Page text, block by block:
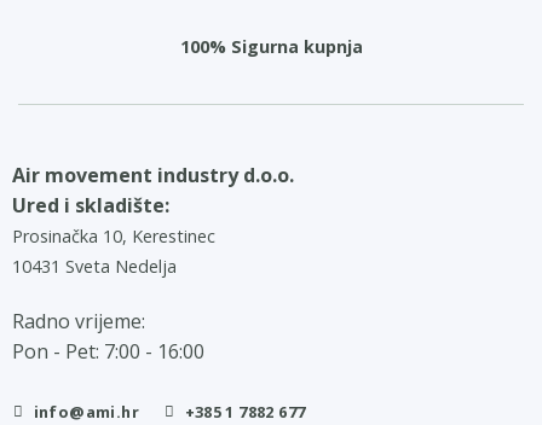
100% Sigurna kupnja
Air movement industry d.o.o.
Ured i skladište:
Prosinačka 10, Kerestinec
10431 Sveta Nedelja
Radno vrijeme:
Pon - Pet: 7:00 - 16:00
info@ami.hr +385 1 7882 677